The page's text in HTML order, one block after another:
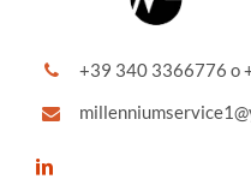
+39 340 3366776 o